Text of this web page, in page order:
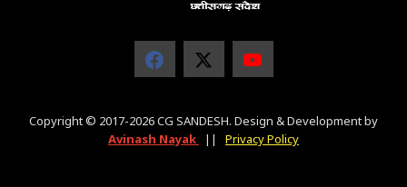
Copyright © 2017-2026 CG SANDESH. Design & Development by
Avinash Nayak
|| Privacy Policy